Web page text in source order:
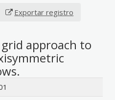
Exportar registro
approach to